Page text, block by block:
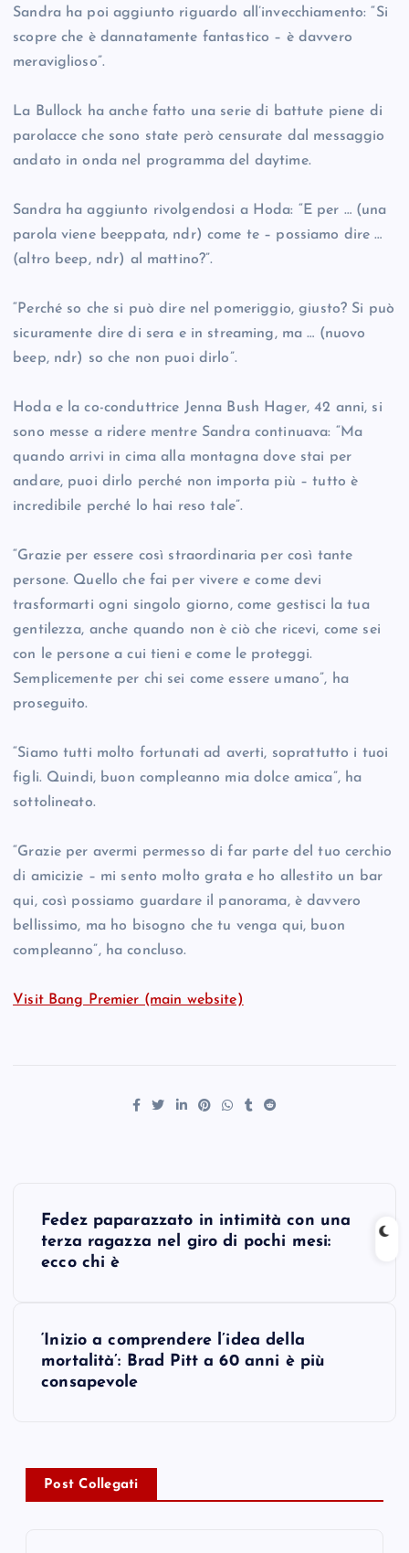
Sandra ha poi aggiunto riguardo all’invecchiamento: “Si
scopre che è dannatamente fantastico – è davvero
meraviglioso”.
La Bullock ha anche fatto una serie di battute piene di
parolacce che sono state però censurate dal messaggio
andato in onda nel programma del daytime.
Sandra ha aggiunto rivolgendosi a Hoda: “E per … (una
parola viene beeppata, ndr) come te – possiamo dire …
(altro beep, ndr) al mattino?”.
“Perché so che si può dire nel pomeriggio, giusto? Si può
sicuramente dire di sera e in streaming, ma … (nuovo
beep, ndr) so che non puoi dirlo”.
Hoda e la co-conduttrice Jenna Bush Hager, 42 anni, si
sono messe a ridere mentre Sandra continuava: “Ma
quando arrivi in cima alla montagna dove stai per
andare, puoi dirlo perché non importa più – tutto è
incredibile perché lo hai reso tale”.
“Grazie per essere così straordinaria per così tante
persone. Quello che fai per vivere e come devi
trasformarti ogni singolo giorno, come gestisci la tua
gentilezza, anche quando non è ciò che ricevi, come sei
con le persone a cui tieni e come le proteggi.
Semplicemente per chi sei come essere umano”, ha
proseguito.
“Siamo tutti molto fortunati ad averti, soprattutto i tuoi
figli. Quindi, buon compleanno mia dolce amica”, ha
sottolineato.
“Grazie per avermi permesso di far parte del tuo cerchio
di amicizie – mi sento molto grata e ho allestito un bar
qui, così possiamo guardare il panorama, è davvero
bellissimo, ma ho bisogno che tu venga qui, buon
compleanno”, ha concluso.
Visit Bang Premier (main website)
v
Fedez paparazzato in intimità con una
terza ragazza nel giro di pochi mesi:
ecco chi è
‘Inizio a comprendere l’idea della
mortalità’: Brad Pitt a 60 anni è più
consapevole
Post Collegati